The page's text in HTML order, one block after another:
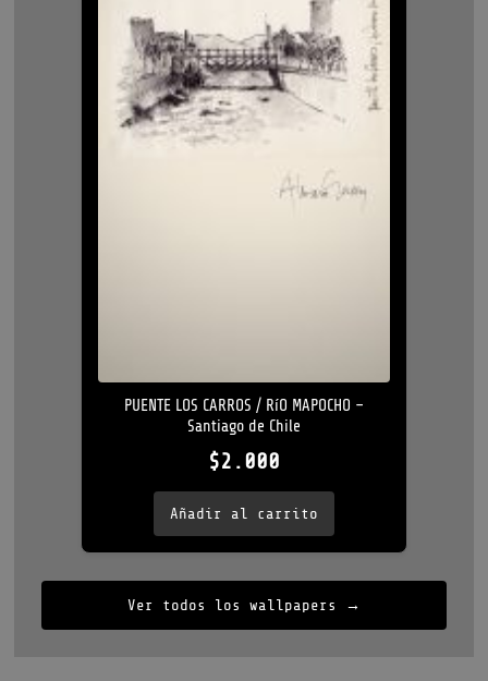
PUENTE LOS CARROS / RíO MAPOCHO –
Santiago de Chile
$2.000
Añadir al carrito
Ver todos los wallpapers →